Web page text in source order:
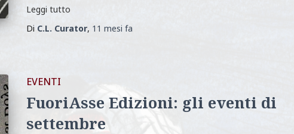
Leggi tutto
Di C.L. Curator, 11 mesi fa
EVENTI
FuoriAsse Edizioni: gli eventi di
settembre